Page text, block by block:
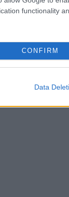
functionality
CONFIRM
Data